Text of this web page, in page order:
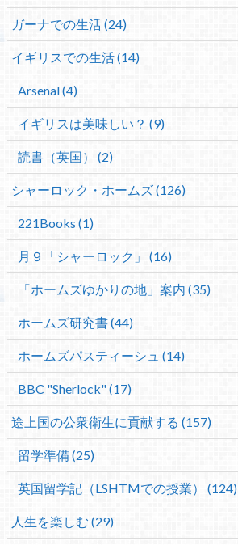
ガーナでの生活 (24)
イギリスでの生活 (14)
Arsenal (4)
イギリスは美味しい？ (9)
読書（英国） (2)
シャーロック・ホームズ (126)
221Books (1)
月９「シャーロック」 (16)
「ホームズゆかりの地」案内 (35)
ホームズ研究書 (44)
ホームズパスティーシュ (14)
BBC "Sherlock" (17)
途上国の公衆衛生に貢献する (157)
留学準備 (25)
英国留学記（LSHTMでの授業） (124)
人生を楽しむ (29)